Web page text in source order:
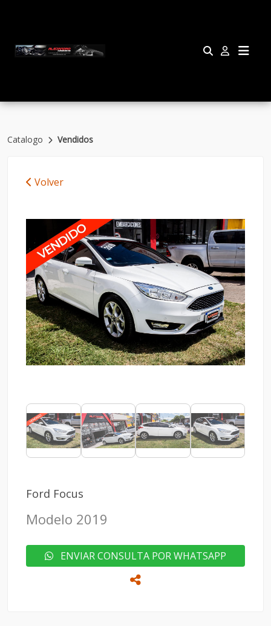
Catalogo Vendidos
Volver
Ford Focus
Modelo 2019
ENVIAR CONSULTA POR WHATSAPP